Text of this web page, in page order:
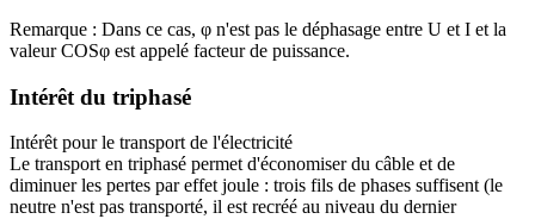
Remarque : Dans ce cas, φ n'est pas le déphasage entre U et I et la
valeur COSφ est appelé facteur de puissance.
Intérêt du triphasé
Intérêt pour le transport de l'électricité
Le transport en triphasé permet d'économiser du câble et de
diminuer les pertes par effet joule : trois fils de phases suffisent (le
neutre n'est pas transporté, il est recréé au niveau du dernier